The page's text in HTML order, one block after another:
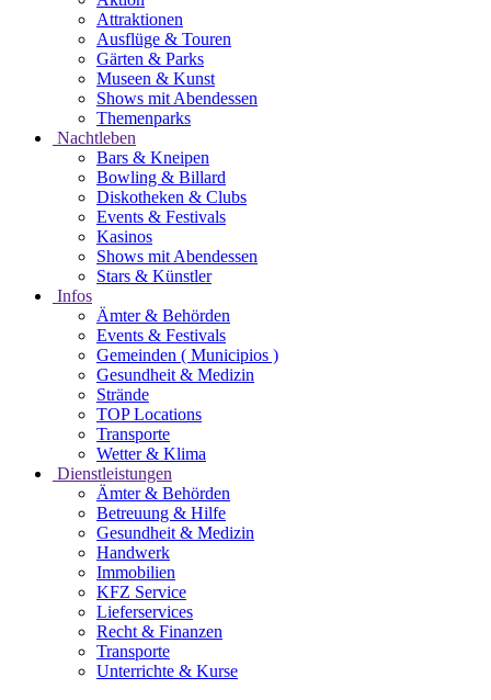
Attraktionen
Ausflüge & Touren
Gärten & Parks
Museen & Kunst
Shows mit Abendessen
Themenparks
Nachtleben
Bars & Kneipen
Bowling & Billard
Diskotheken & Clubs
Events & Festivals
Kasinos
Shows mit Abendessen
Stars & Künstler
Infos
Ämter & Behörden
Events & Festivals
Gemeinden ( Municipios )
Gesundheit & Medizin
Strände
TOP Locations
Transporte
Wetter & Klima
Dienstleistungen
Ämter & Behörden
Betreuung & Hilfe
Gesundheit & Medizin
Handwerk
Immobilien
KFZ Service
Lieferservices
Recht & Finanzen
Transporte
Unterrichte & Kurse